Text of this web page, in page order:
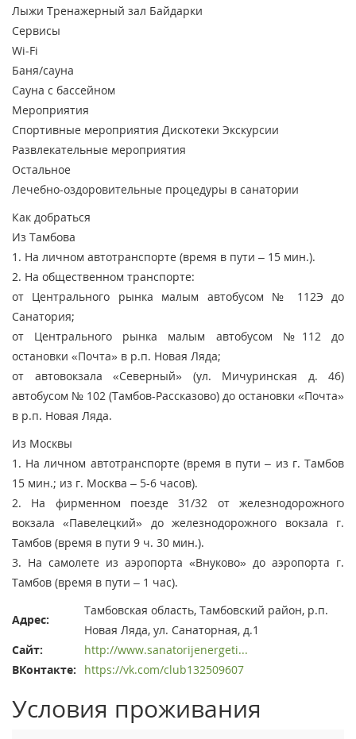
Лыжи Тренажерный зал Байдарки
Сервисы
Wi-Fi
Баня/сауна
Сауна с бассейном
Мероприятия
Спортивные мероприятия Дискотеки Экскурсии
Развлекательные мероприятия
Остальное
Лечебно-оздоровительные процедуры в санатории
Как добраться
Из Тамбова
1. На личном автотранспорте (время в пути – 15 мин.).
2. На общественном транспорте:
от Центрального рынка малым автобусом № 112Э до
Санатория;
от Центрального рынка малым автобусом №112 до
остановки «Почта» в р.п. Новая Ляда;
от автовокзала «Северный» (ул. Мичуринская д. 46)
автобусом № 102 (Тамбов-Рассказово) до остановки «Почта»
в р.п. Новая Ляда.
Из Москвы
1. На личном автотранспорте (время в пути – из г. Тамбов
15 мин.; из г. Москва – 5-6 часов).
2. На фирменном поезде 31/32 от железнодорожного
вокзала «Павелецкий» до железнодорожного вокзала г.
Тамбов (время в пути 9 ч. 30 мин.).
3. На самолете из аэропорта «Внуково» до аэропорта г.
Тамбов (время в пути – 1 час).
Адрес:
Тамбовская область, Тамбовский район, р.п.
Новая Ляда, ул. Санаторная, д.1
Сайт:
http://www.sanatorijenergeti...
ВКонтакте:
https://vk.com/club132509607
Условия проживания